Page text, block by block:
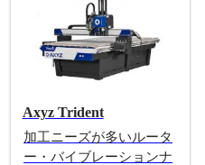
Axyz Trident
加工ニーズが多いルータ
ー・バイブレーションナ